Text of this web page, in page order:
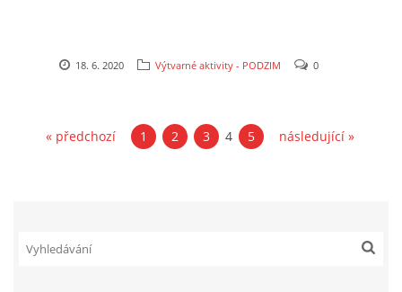
18. 6. 2020 Výtvarné aktivity - PODZIM 0
« předchozí 1 2 3 4 5 následující »